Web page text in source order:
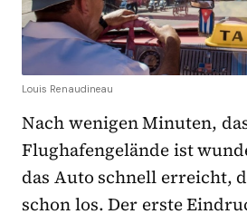
Louis Renaudineau
Nach wenigen Minuten,
Flughafengelände ist
das Auto schnell erreicht,
schon los. Der erste